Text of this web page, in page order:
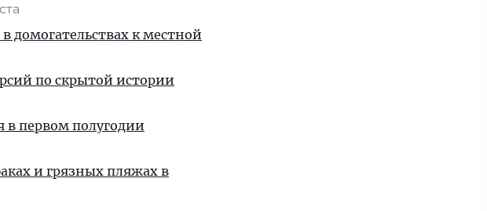
домогательствах к местной
по скрытой истории
в первом полугодии
и грязных пляжах в